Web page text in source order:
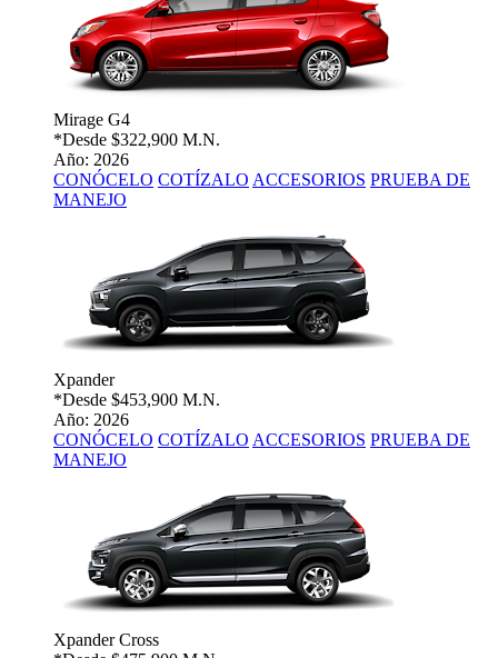
Mirage G4
*Desde $322,900 M.N.
Año: 2026
CONÓCELO COTÍZALO ACCESORIOS PRUEBA DE
MANEJO
Xpander
*Desde $453,900 M.N.
Año: 2026
CONÓCELO COTÍZALO ACCESORIOS PRUEBA DE
MANEJO
Xpander Cross